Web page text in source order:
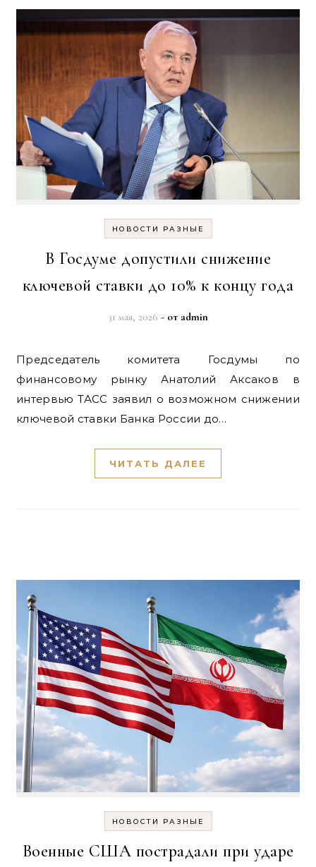
НОВОСТИ РАЗНЫЕ
В Госдуме допустили снижение
ключевой ставки до 10% к концу года
31 мая, 2026 - от admin
Председатель комитета Госдумы по
финансовому рынку Анатолий Аксаков в
интервью ТАСС заявил о возможном снижении
ключевой ставки Банка России до…
ЧИТАТЬ ДАЛЕЕ
НОВОСТИ РАЗНЫЕ
Военные США пострадали при ударе